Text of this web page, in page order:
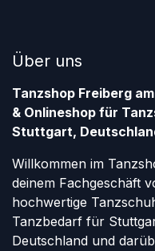
Über uns
Tanzshop Freiberg
& Onlineshop für
Stuttgart,
Willkommen im
deinem Fachgeschäft
hochwertige
Tanzbedarf für
Deutschland und